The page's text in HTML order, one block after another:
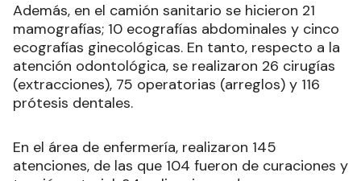
Además, en el camión sanitario se hicieron 21
mamografías; 10 ecografías abdominales y cinco
ecografías ginecológicas. En tanto, respecto a la
atención odontológica, se realizaron 26 cirugías
(extracciones), 75 operatorias (arreglos) y 116
prótesis dentales.
En el área de enfermería, realizaron 145
atenciones, de las que 104 fueron de curaciones y